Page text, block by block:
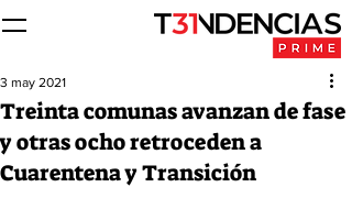
Treinta comunas avanzan de fase
y otras ocho retroceden a
Cuarentena y Transición
3 may 2021